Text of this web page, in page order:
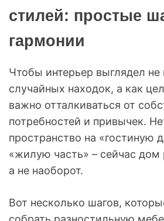
стилей: простые
гармонии
Чтобы интерьер выглядел не
случайных находок, а как
важно отталкиваться от
потребностей и привычек.
пространство на «гостиную
«жилую часть» – сейчас дом
а не наоборот.
Вот несколько шагов,